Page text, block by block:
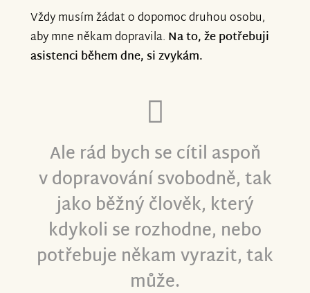
Vždy musím žádat o dopomoc druhou osobu,
aby mne někam dopravila. Na to, že potřebuji
asistenci během dne, si zvykám.
Ale rád bych se cítil aspoň
v dopravování svobodně, tak
jako běžný člověk, který
kdykoli se rozhodne, nebo
potřebuje někam vyrazit, tak
může.